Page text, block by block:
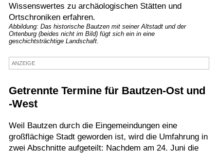
Kostenlos
Wissenswertes zu archäologischen Stätten und
Ortschroniken erfahren.
Abbildung: Das historische Bautzen mit seiner Altstadt und der
Ortenburg (beides nicht im Bild) fügt sich ein in eine
geschichtsträchtige Landschaft.
ANZEIGE
Getrennte Termine für Bautzen-Ost und
-West
Weil Bautzen durch die Eingemeindungen eine
großflächige Stadt geworden ist, wird die Umfahrung in
zwei Abschnitte aufgeteilt: Nachdem am 24. Juni die